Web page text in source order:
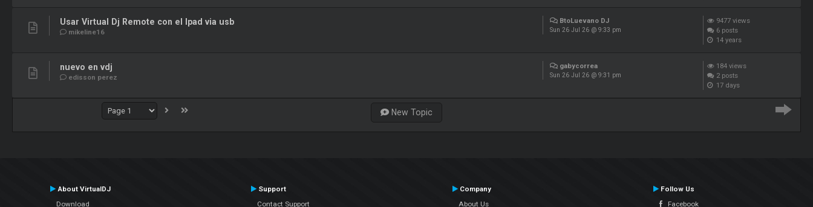
Usar Virtual Dj Remote con el Ipad via usb
mikeline16
BtoLuevano DJ
Sun 26 Jul 26 @ 9:33 pm
9477 views
6 posts
14 years
nuevo en vdj
edisson perez
gabycorrea
Sun 26 Jul 26 @ 9:31 pm
184 views
2 posts
17 days
New Topic
About VirtualDJ
Download
Support
Contact Support
Company
About Us
Follow Us
Facebook